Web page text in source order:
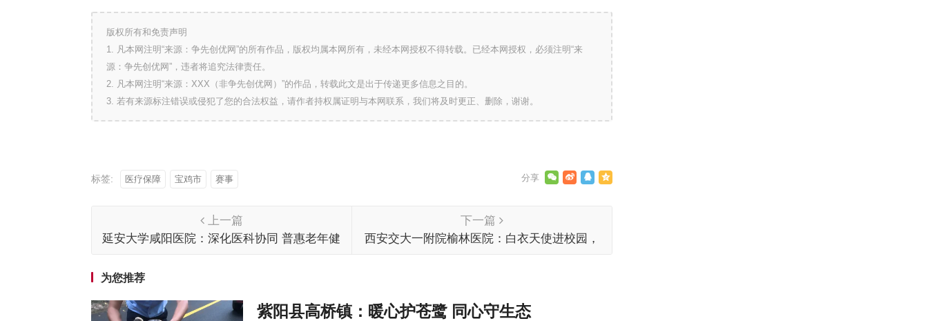
版权所有和免责声明
1. 凡本网注明“来源：争先创优网”的所有作品，版权均属本网所有，未经本网授权不得转载。已经本网授权，必须注明“来
源：争先创优网”，违者将追究法律责任。
2. 凡本网注明“来源：XXX（非争先创优网）”的作品，转载此文是出于传递更多信息之目的。
3. 若有来源标注错误或侵犯了您的合法权益，请作者持权属证明与本网联系，我们将及时更正、删除，谢谢。
标签: 医疗保障 宝鸡市 赛事
上一篇
延安大学咸阳医院：深化医科协同 普惠老年健
下一篇
西安交大一附院榆林医院：白衣天使进校园，
为您推荐
紫阳县高桥镇：暖心护苍鹭 同心守生态